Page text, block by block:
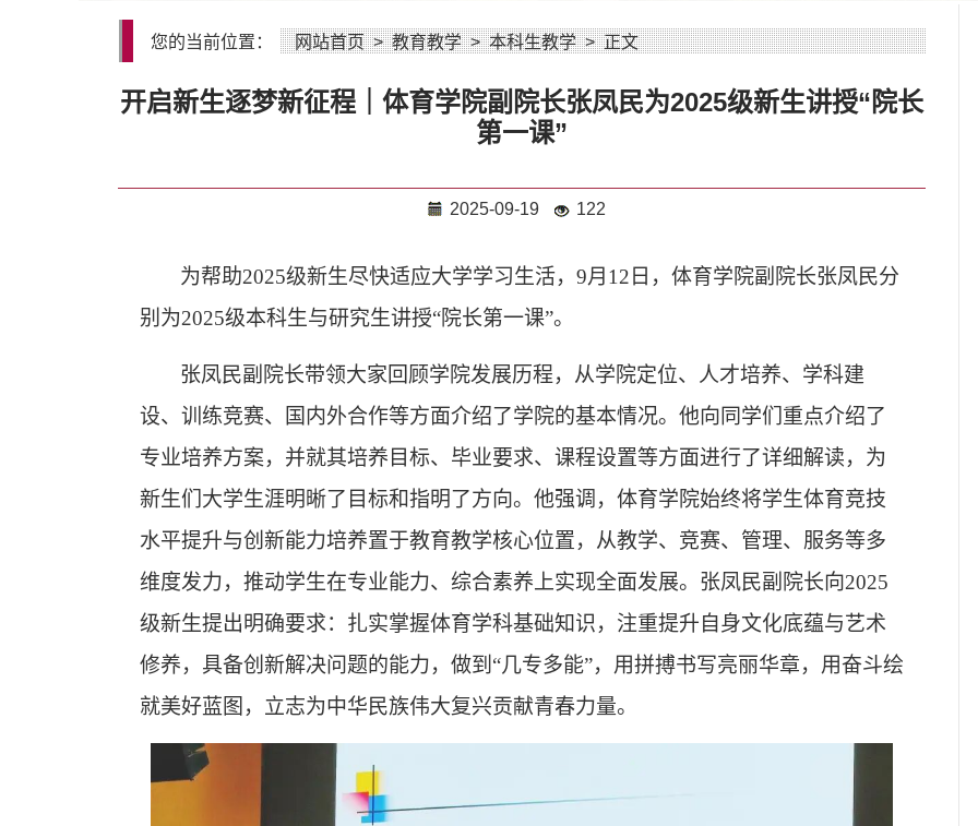
您的当前位置：网站首页>教育教学>本科生教学> 正文
开启新生逐梦新征程｜体育学院副院长张凤民为2025级新生讲授“院长
第一课”
2025-09-19 122
为帮助2025级新生尽快适应大学学习生活，9月12日，体育学院副院长张凤民分
别为2025级本科生与研究生讲授“院长第一课”。
张凤民副院长带领大家回顾学院发展历程，从学院定位、人才培养、学科建
设、训练竞赛、国内外合作等方面介绍了学院的基本情况。他向同学们重点介绍了
专业培养方案，并就其培养目标、毕业要求、课程设置等方面进行了详细解读，为
新生们大学生涯明晰了目标和指明了方向。他强调，体育学院始终将学生体育竞技
水平提升与创新能力培养置于教育教学核心位置，从教学、竞赛、管理、服务等多
维度发力，推动学生在专业能力、综合素养上实现全面发展。张凤民副院长向2025
级新生提出明确要求：扎实掌握体育学科基础知识，注重提升自身文化底蕴与艺术
修养，具备创新解决问题的能力，做到“几专多能”，用拼搏书写亮丽华章，用奋斗绘
就美好蓝图，立志为中华民族伟大复兴贡献青春力量。